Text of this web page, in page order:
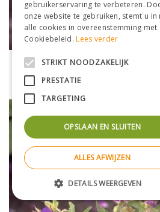
gebruikerservaring te verbeteren.
onze website te gebruiken, stemt u in
alle cookies in overeenstemming met
Cookiebeleid.Lees verder
STRIKT NOODZAKELIJK
PRESTATIE
TARGETING
OPSLAAN EN SLUITEN
ALLES AFWIJZEN
DETAILS WEERGEVEN